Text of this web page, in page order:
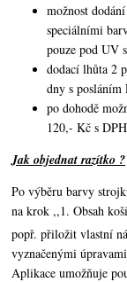
možnost
speciálními
pouze pod UV
dodací lhůta 2
dny s posláním
po dohodě
120,- Kč s
Jak objednat razítko ?
Po výběru barvy
na krok ,,1. Obsah
popř. přiložit vlastní
vyznačenými
Aplikace umožňuje